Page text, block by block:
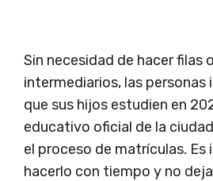
Sin necesidad de hacer filas
intermediarios, las personas
que sus hijos estudien en
educativo oficial de la
el proceso de matrículas.
hacerlo con tiempo y no